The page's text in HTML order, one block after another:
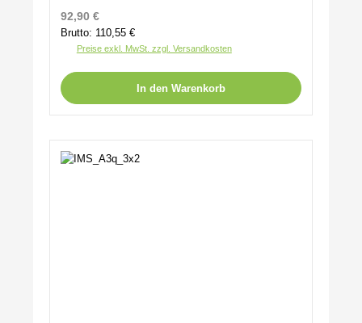
Regulärer Preis:
92,90 €
Brutto: 110,55 €
Preise exkl. MwSt. zzgl. Versandkosten
In den Warenkorb